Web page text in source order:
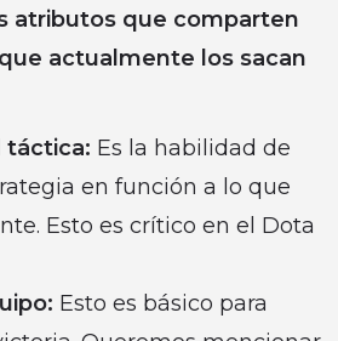
atributos que comparten
actualmente los sacan
táctica: Es la habilidad de
en función a lo que
Esto es crítico en el Dota
Esto es básico para